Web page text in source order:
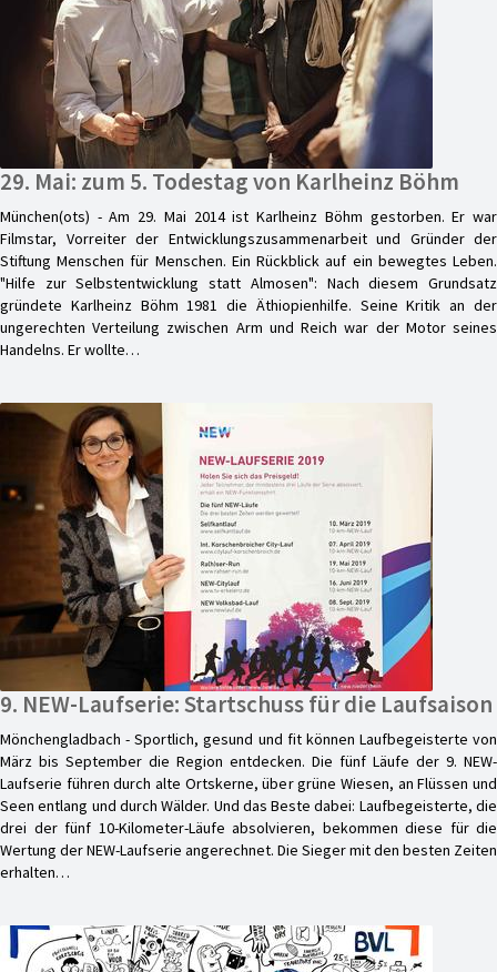
29. Mai: zum 5. Todestag von Karlheinz Böhm
München(ots) - Am 29. Mai 2014 ist Karlheinz Böhm gestorben. Er war
Filmstar, Vorreiter der Entwicklungszusammenarbeit und Gründer der
Stiftung Menschen für Menschen. Ein Rückblick auf ein bewegtes Leben.
"Hilfe zur Selbstentwicklung statt Almosen": Nach diesem Grundsatz
gründete Karlheinz Böhm 1981 die Äthiopienhilfe. Seine Kritik an der
ungerechten Verteilung zwischen Arm und Reich war der Motor seines
Handelns. Er wollte…
9. NEW-Laufserie: Startschuss für die Laufsaison
Mönchengladbach - Sportlich, gesund und fit können Laufbegeisterte von
März bis September die Region entdecken. Die fünf Läufe der 9. NEW-
Laufserie führen durch alte Ortskerne, über grüne Wiesen, an Flüssen und
Seen entlang und durch Wälder. Und das Beste dabei: Laufbegeisterte, die
drei der fünf 10-Kilometer-Läufe absolvieren, bekommen diese für die
Wertung der NEW-Laufserie angerechnet. Die Sieger mit den besten Zeiten
erhalten…